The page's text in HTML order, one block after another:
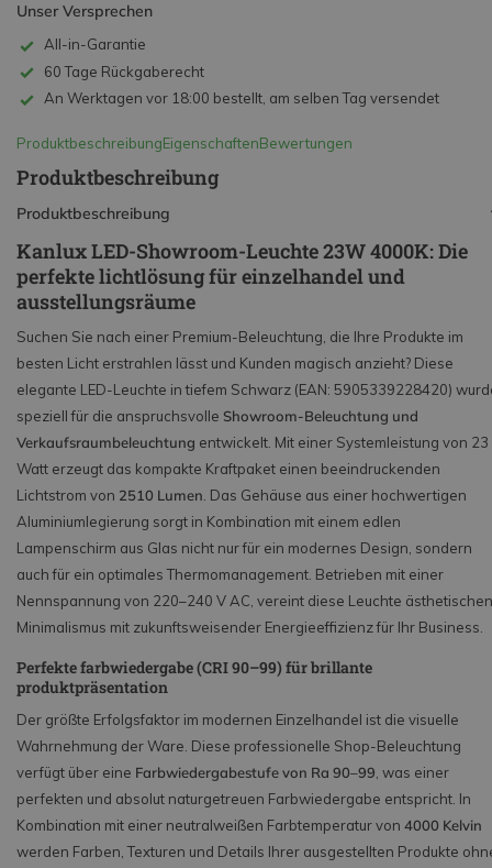
Unser Versprechen
All-in-Garantie
60 Tage Rückgaberecht
An Werktagen vor 18:00 bestellt, am selben Tag versendet
ProduktbeschreibungEigenschaftenBewertungen
Produktbeschreibung
Produktbeschreibung
Kanlux LED-Showroom-Leuchte 23W 4000K: Die
perfekte lichtlösung für einzelhandel und
ausstellungsräume
Suchen Sie nach einer Premium-Beleuchtung, die Ihre Produkte im
besten Licht erstrahlen lässt und Kunden magisch anzieht? Diese
elegante LED-Leuchte in tiefem Schwarz (EAN: 5905339228420)
speziell für die anspruchsvolle Showroom-Beleuchtung und
Verkaufsraumbeleuchtung entwickelt. Mit einer Systemleistung von 23
Watt erzeugt das kompakte Kraftpaket einen beeindruckenden
Lichtstrom von 2510 Lumen. Das Gehäuse aus einer hochwertigen
Aluminiumlegierung sorgt in Kombination mit einem edlen
Lampenschirm aus Glas nicht nur für ein modernes Design, sondern
auch für ein optimales Thermomanagement. Betrieben mit einer
Nennspannung von 220–240 V AC, vereint diese Leuchte ästhetischen
Minimalismus mit zukunftsweisender Energieeffizienz für Ihr Business.
Perfekte farbwiedergabe (CRI 90–99) für brillante
produktpräsentation
Der größte Erfolgsfaktor im modernen Einzelhandel ist die visuelle
Wahrnehmung der Ware. Diese professionelle Shop-Beleuchtung
verfügt über eine Farbwiedergabestufe von Ra 90–99, was einer
perfekten und absolut naturgetreuen Farbwiedergabe entspricht. In
Kombination mit einer neutralweißen Farbtemperatur von 4000 Kelvin
werden Farben, Texturen und Details Ihrer ausgestellten Produkte